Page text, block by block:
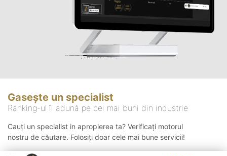
Gasește un specialist
Ranking-ul îi adună pe cei mai buni din industrie
Cauți un specialist in apropierea ta? Verificați motorul
nostru de căutare. Folosiți doar cele mai bune servicii!